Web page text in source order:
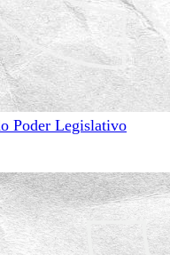
Poder Legislativo